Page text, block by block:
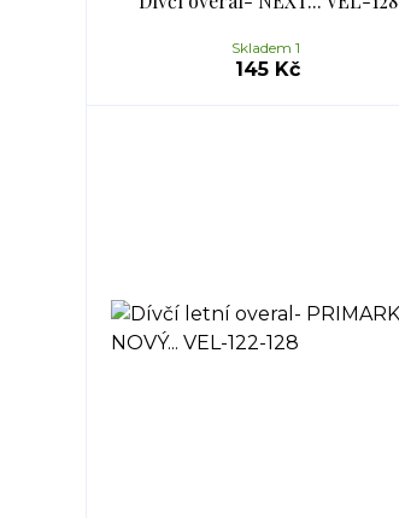
145 Kč
Skladem 1